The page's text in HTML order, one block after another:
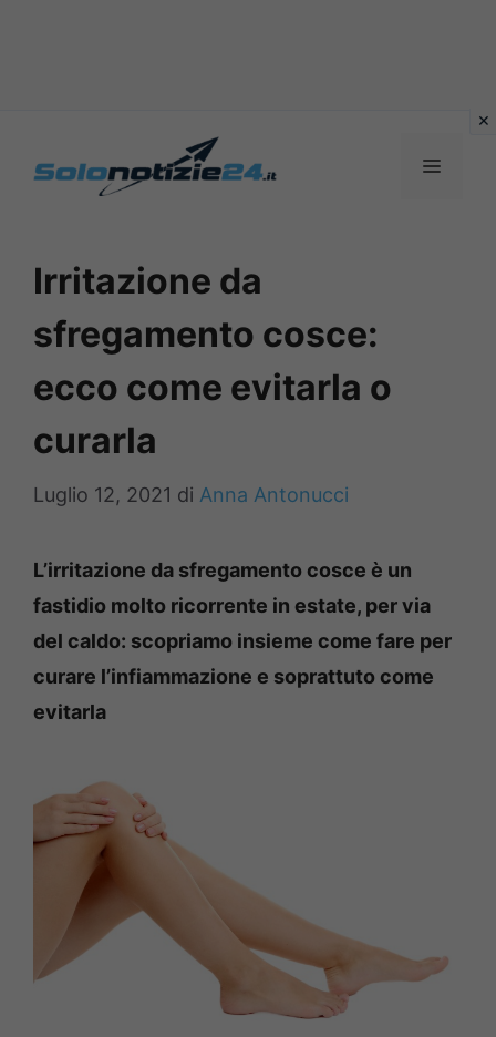
MENU
Irritazione da
sfregamento cosce:
ecco come evitarla o
curarla
Luglio 12, 2021 di Anna Antonucci
L’irritazione da sfregamento cosce è un
fastidio molto ricorrente in estate, per via
del caldo: scopriamo insieme come fare per
curare l’infiammazione e soprattuto come
evitarla